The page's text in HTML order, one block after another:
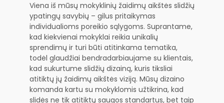
Viena iš mūsų mokyklinių žaidimų aikštės slidžių
ypatingų savybių – gilus pritaikymas
individualioms poreikio sąlygoms. Suprantame,
kad kiekvienai mokyklai reikia unikalių
sprendimų ir turi būti atitinkama tematika,
todėl glaudžiai bendradarbiaujame su klientais,
kad sukurtume slidžių dizainą, kuris tiksliai
atitiktų jų žaidimų aikštės viziją. Mūsų dizaino
komanda kartu su mokyklomis užtikrina, kad
slidės ne tik atitiktų saugos standartus, bet taip